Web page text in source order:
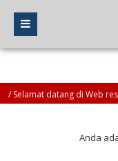
datang di Web resmi
Anda